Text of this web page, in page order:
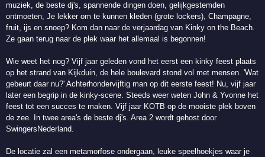
muziek, de beste dj's, spannende dingen doen, gelijkgestemden
ontmoeten, Je lekker om te kunnen kleden (grote lockers), Champagne,
fruit, ijs en snoep? Kom dan naar de verjaardag van Kinky on the Beach.
Ze gaan terug naar de plek waar het allemaal is begonnen!
Wie weet het nog? Vijf jaar geleden vond het eerst een kinky feest plaats
op het strand van Kijkduin, de hele boulevard stond vol met mensen. 'Wat
gebeurt daar nu?' Achterhondervijftig man op dit eerste feest! Nu, vijf jaar
later een begrip in de kinky-scene. Steeds weer weten John & Yvonne het
feest tot een succes te maken. Vijf jaar KOTB op de mooiste plek boven
de zee. In twee area's de beste dj's. Area 2 wordt gehost door
SwingersNederland.
De locatie zal een metamorfose ondergaan, leuke speelhoekjes waar je